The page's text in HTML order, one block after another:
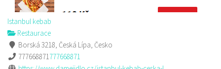
Istanbul kebab
Restaurace
Borská 3218, Česká Lípa, Česko
777668871777668871